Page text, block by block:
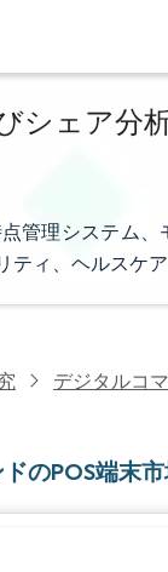
シェア分
管理システム
ィ、ヘルスケ
デジタルコ
のPOS端末